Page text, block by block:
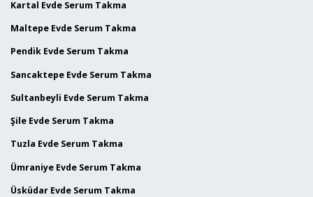
Kartal Evde Serum Takma
Maltepe Evde Serum Takma
Pendik Evde Serum Takma
Sancaktepe Evde Serum Takma
Sultanbeyli Evde Serum Takma
Şile Evde Serum Takma
Tuzla Evde Serum Takma
Ümraniye Evde Serum Takma
Üsküdar Evde Serum Takma